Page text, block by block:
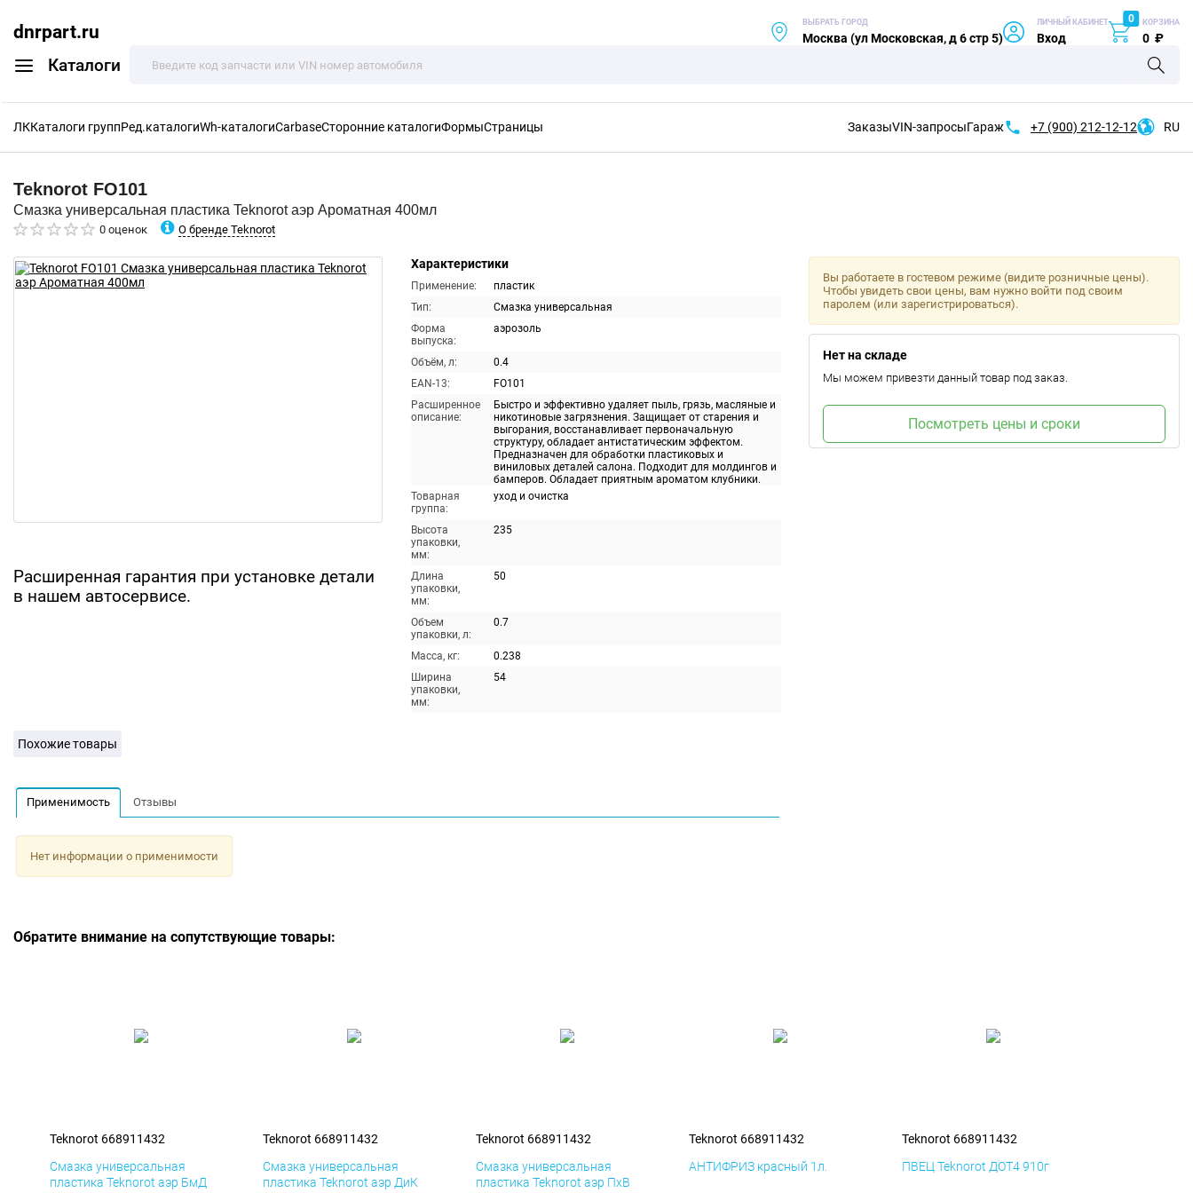
dnrpart.ru
Каталоги
ВЫБРАТЬ ГОРОД
Москва (ул Московская, д 6 стр 5)
ЛИЧНЫЙ КАБИНЕТ
Вход
0 КОРЗИНА
0 ₽
ЛККаталоги группРед.каталогиWh-каталогиCarbaseСторонние каталогиФормыСтраницы ЗаказыVIN-запросыГараж +7 (900) 212-12-12 RU
Teknorot FO101
Смазка универсальная пластика Teknorot аэр Ароматная 400мл
0 оценок О бренде Teknorot
Расширенная гарантия при установке детали
в нашем автосервисе.
Характеристики
Применение:
пластик
Тип:
Смазка универсальная
Форма
выпуска:
аэрозоль
Объём, л:
0.4
EAN-13:
FO101
Расширенное
описание:
Быстро и эффективно удаляет пыль, грязь, масляные и
никотиновые загрязнения. Защищает от старения и
выгорания, восстанавливает первоначальную
структуру, обладает антистатическим эффектом.
Предназначен для обработки пластиковых и
виниловых деталей салона. Подходит для молдингов и
бамперов. Обладает приятным ароматом клубники.
Товарная
группа:
уход и очистка
Высота
упаковки,
мм:
235
Длина
упаковки,
мм:
50
Объем
упаковки, л:
0.7
Масса, кг:
0.238
Ширина
упаковки,
мм:
54
Вы работаете в гостевом режиме (видите розничные цены).
Чтобы увидеть свои цены, вам нужно войти под своим
паролем (или зарегистрироваться).
Нет на складе
Мы можем привезти данный товар под заказ.
Посмотреть цены и сроки
Похожие товары
Применимость Отзывы
Нет информации о применимости
Обратите внимание на сопутствующие товары:
Teknorot 668911432
Смазка универсальная
пластика Teknorot аэр БмД
Teknorot 668911432
Смазка универсальная
пластика Teknorot аэр ДиК
Teknorot 668911432
Смазка универсальная
пластика Teknorot аэр ПхВ
Teknorot 668911432
АНТИФРИЗ красный 1л.
Teknorot 668911432
ПВЕЦ Teknorot ДОТ4 910г